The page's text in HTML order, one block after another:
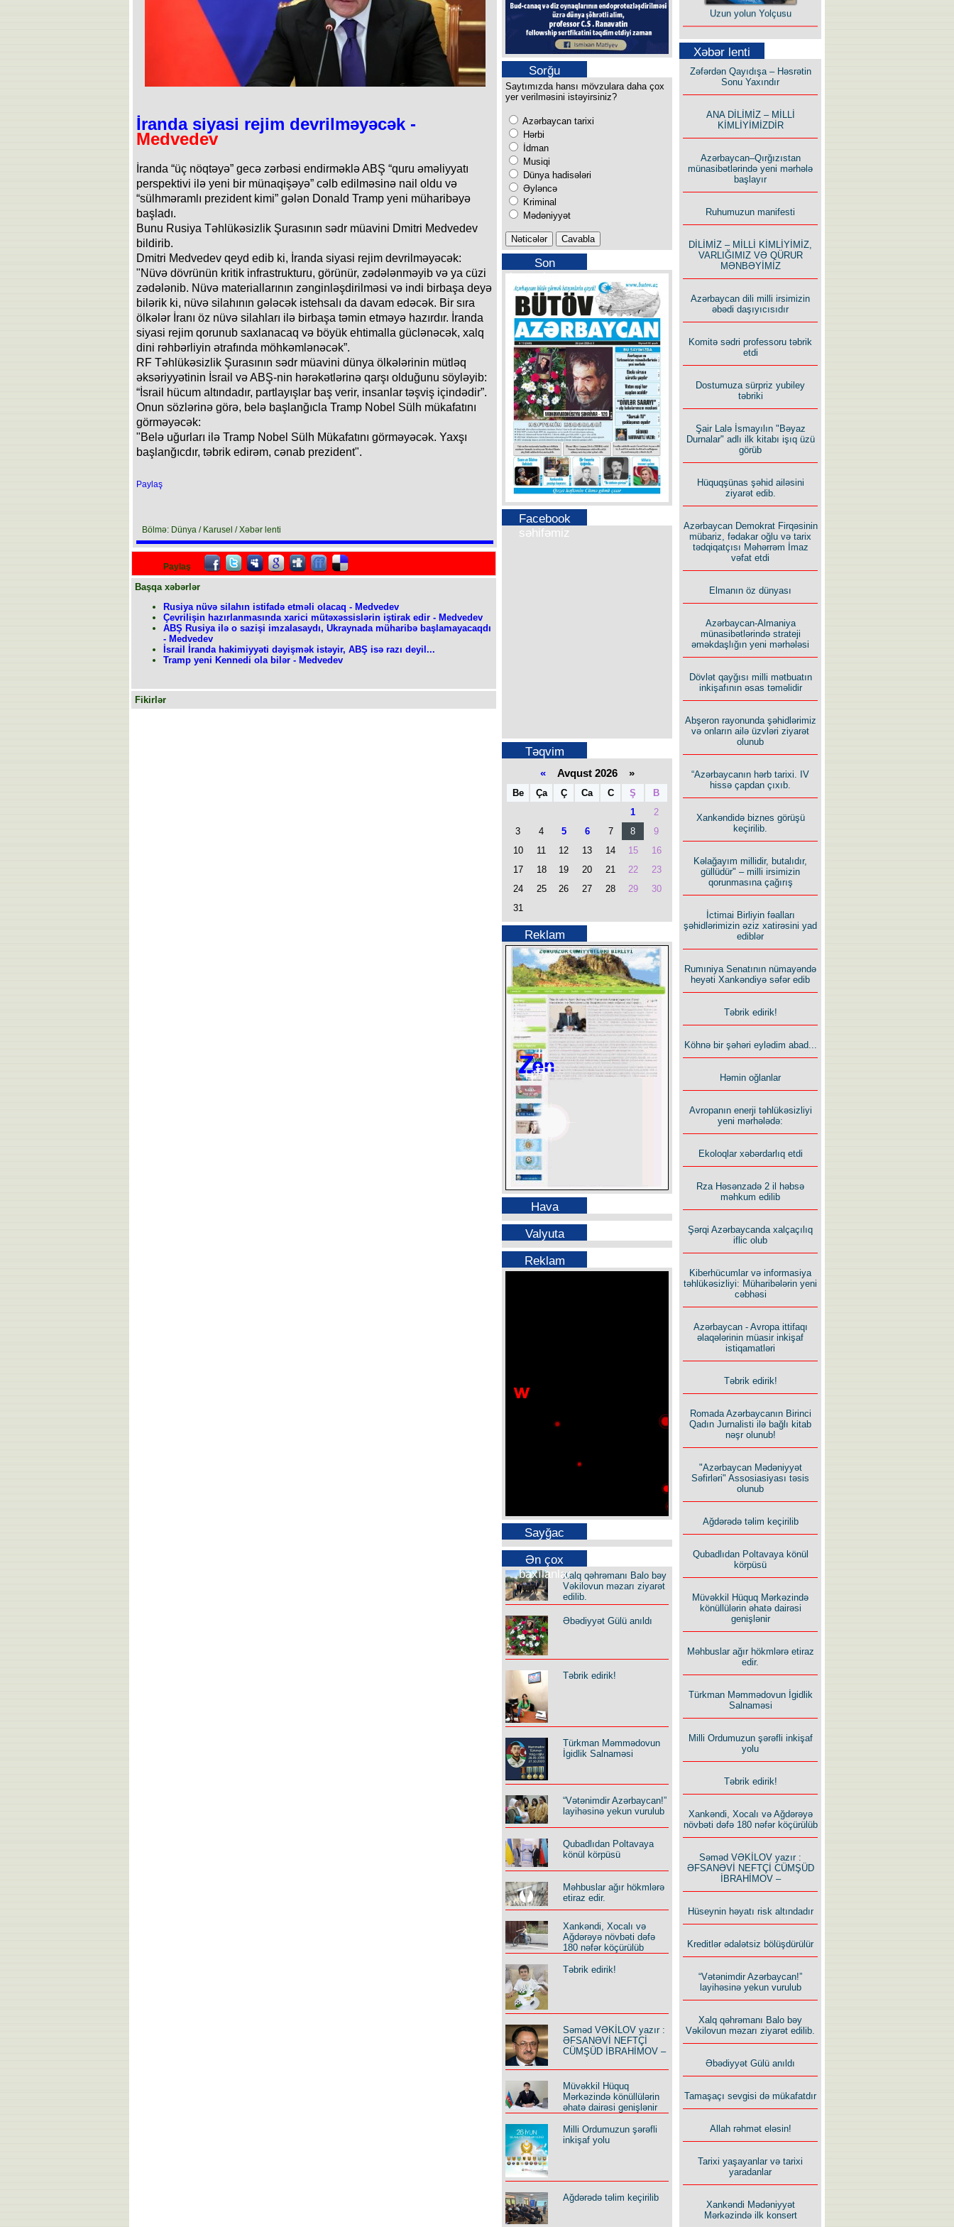
İranda siyasi rejim devrilməyəcək -
Medvedev
İranda “üç nöqtəyə” gecə zərbəsi endirməklə ABŞ “quru əməliyyatı
perspektivi ilə yeni bir münaqişəyə” cəlb edilməsinə nail oldu və
“sülhməramlı prezident kimi” gələn Donald Tramp yeni müharibəyə
başladı.
Bunu Rusiya Təhlükəsizlik Şurasının sədr müavini Dmitri Medvedev
bildirib.
Dmitri Medvedev qeyd edib ki, İranda siyasi rejim devrilməyəcək:
"Nüvə dövrünün kritik infrastrukturu, görünür, zədələnməyib və ya cüzi
zədələnib. Nüvə materiallarının zənginləşdirilməsi və indi birbaşa deyə
bilərik ki, nüvə silahının gələcək istehsalı da davam edəcək. Bir sıra
ölkələr İranı öz nüvə silahları ilə birbaşa təmin etməyə hazırdır. İranda
siyasi rejim qorunub saxlanacaq və böyük ehtimalla güclənəcək, xalq
dini rəhbərliyin ətrafında möhkəmlənəcək”.
RF Təhlükəsizlik Şurasının sədr müavini dünya ölkələrinin mütləq
əksəriyyətinin İsrail və ABŞ-nin hərəkətlərinə qarşı olduğunu söyləyib:
“İsrail hücum altındadır, partlayışlar baş verir, insanlar təşviş içindədir”.
Onun sözlərinə görə, belə başlanğıcla Tramp Nobel Sülh mükafatını
görməyəcək:
"Belə uğurları ilə Tramp Nobel Sülh Mükafatını görməyəcək. Yaxşı
başlanğıcdır, təbrik edirəm, cənab prezident".
Paylaş
Bölmə: Dünya / Karusel / Xəbər lenti
Paylaş
Başqa xəbərlər
Rusiya nüvə silahın istifadə etməli olacaq - Medvedev
Çevrilişin hazırlanmasında xarici mütəxəssislərin iştirak edir - Medvedev
ABŞ Rusiya ilə o sazişi imzalasaydı, Ukraynada müharibə başlamayacaqdı
- Medvedev
İsrail İranda hakimiyyəti dəyişmək istəyir, ABŞ isə razı deyil...
Tramp yeni Kennedi ola bilər - Medvedev
Fikirlər
Sorğu
Saytımızda hansı mövzulara daha çox
yer verilməsini istəyirsiniz?
Azərbaycan tarixi
Hərbi
İdman
Musiqi
Dünya hadisələri
Əyləncə
Kriminal
Mədəniyyət
Son
buraxılışımız
Facebook
səhifəmiz
Təqvim
«Avqust 2026 »
Be Ça Ç Ca C Ş
B
1
2
3
4 5 6 7 8
9
10
11 12 13 14 15
16
17
18 19 20 21 22
23
24
25 26 27 28 29
30
31
Reklam
Hava
Valyuta
Reklam
Sayğac
Ən çox
baxılanlarXalq qəhrəmanı Balo bəy
Vəkilovun məzarı ziyarət
edilib.
Əbədiyyət Gülü anıldı
Təbrik edirik!
Türkman Məmmədovun
İgidlik Salnaməsi
“Vətənimdir Azərbaycan!”
layihəsinə yekun vurulub
Qubadlıdan Poltavaya
könül körpüsü
Məhbuslar ağır hökmlərə
etiraz edir.
Xankəndi, Xocalı və
Ağdərəyə növbəti dəfə
180 nəfər köçürülüb
Təbrik edirik!
Səməd VƏKİLOV yazır :
ƏFSANƏVİ NEFTÇİ
CÜMŞÜD İBRAHİMOV –
Müvəkkil Hüquq
Mərkəzində könüllülərin
əhatə dairəsi genişlənir
Milli Ordumuzun şərəfli
inkişaf yolu
Ağdərədə təlim keçirilib
Uzun yolun Yolçusu
Rusiyanın süqutunu qaçılmaz
edən beş şərt
Xəbər lenti
Zəfərdən Qayıdışa – Həsrətin
Sonu Yaxındır
ANA DİLİMİZ – MİLLİ
KİMLİYİMİZDİR
Azərbaycan–Qırğızıstan
münasibətlərində yeni mərhələ
başlayır
Ruhumuzun manifesti
DİLİMİZ – MİLLİ KİMLİYİMİZ,
VARLIĞIMIZ VƏ QÜRUR
MƏNBƏYİMİZ
Azərbaycan dili milli irsimizin
əbədi daşıyıcısıdır
Komitə sədri professoru təbrik
etdi
Dostumuza sürpriz yubiley
təbriki
Şair Lalə İsmayılın "Bəyaz
Durnalar" adlı ilk kitabı işıq üzü
görüb
Hüquqşünas şəhid ailəsini
ziyarət edib.
Azərbaycan Demokrat Firqəsinin
mübariz, fədakar oğlu və tarix
tədqiqatçısı Məhərrəm İmaz
vəfat etdi
Elmanın öz dünyası
Azərbaycan-Almaniya
münasibətlərində strateji
əməkdaşlığın yeni mərhələsi
Dövlət qayğısı milli mətbuatın
inkişafının əsas təməlidir
Abşeron rayonunda şəhidlərimiz
və onların ailə üzvləri ziyarət
olunub
“Azərbaycanın hərb tarixi. IV
hissə çapdan çıxıb.
Xankəndidə biznes görüşü
keçirilib.
Kəlağayım millidir, butalıdır,
güllüdür" – milli irsimizin
qorunmasına çağırış
İctimai Birliyin fəalları
şəhidlərimizin əziz xatirəsini yad
ediblər
Rumıniya Senatının nümayəndə
heyəti Xankəndiyə səfər edib
Təbrik edirik!
Köhnə bir şəhəri eylədim abad...
Həmin oğlanlar
Avropanın enerji təhlükəsizliyi
yeni mərhələdə:
Ekoloqlar xəbərdarlıq etdi
Rza Həsənzadə 2 il həbsə
məhkum edilib
Şərqi Azərbaycanda xalçaçılıq
iflic olub
Kiberhücumlar və informasiya
təhlükəsizliyi: Müharibələrin yeni
cəbhəsi
Azərbaycan - Avropa ittifaqı
əlaqələrinin müasir inkişaf
istiqamatləri
Təbrik edirik!
Romada Azərbaycanın Birinci
Qadın Jurnalisti ilə bağlı kitab
nəşr olunub!
"Azərbaycan Mədəniyyət
Səfirləri" Assosiasiyası təsis
olunub
Ağdərədə təlim keçirilib
Qubadlıdan Poltavaya könül
körpüsü
Müvəkkil Hüquq Mərkəzində
könüllülərin əhatə dairəsi
genişlənir
Məhbuslar ağır hökmlərə etiraz
edir.
Türkman Məmmədovun İgidlik
Salnaməsi
Milli Ordumuzun şərəfli inkişaf
yolu
Təbrik edirik!
Xankəndi, Xocalı və Ağdərəyə
növbəti dəfə 180 nəfər köçürülüb
Səməd VƏKİLOV yazır :
ƏFSANƏVİ NEFTÇİ CÜMŞÜD
İBRAHİMOV –
Hüseynin həyatı risk altındadır
Kreditlər ədalətsiz bölüşdürülür
“Vətənimdir Azərbaycan!”
layihəsinə yekun vurulub
Xalq qəhrəmanı Balo bəy
Vəkilovun məzarı ziyarət edilib.
Əbədiyyət Gülü anıldı
Tamaşaçı sevgisi də mükafatdır
Allah rəhmət eləsin!
Tarixi yaşayanlar və tarixi
yaradanlar
Xankəndi Mədəniyyət
Mərkəzində ilk konsert